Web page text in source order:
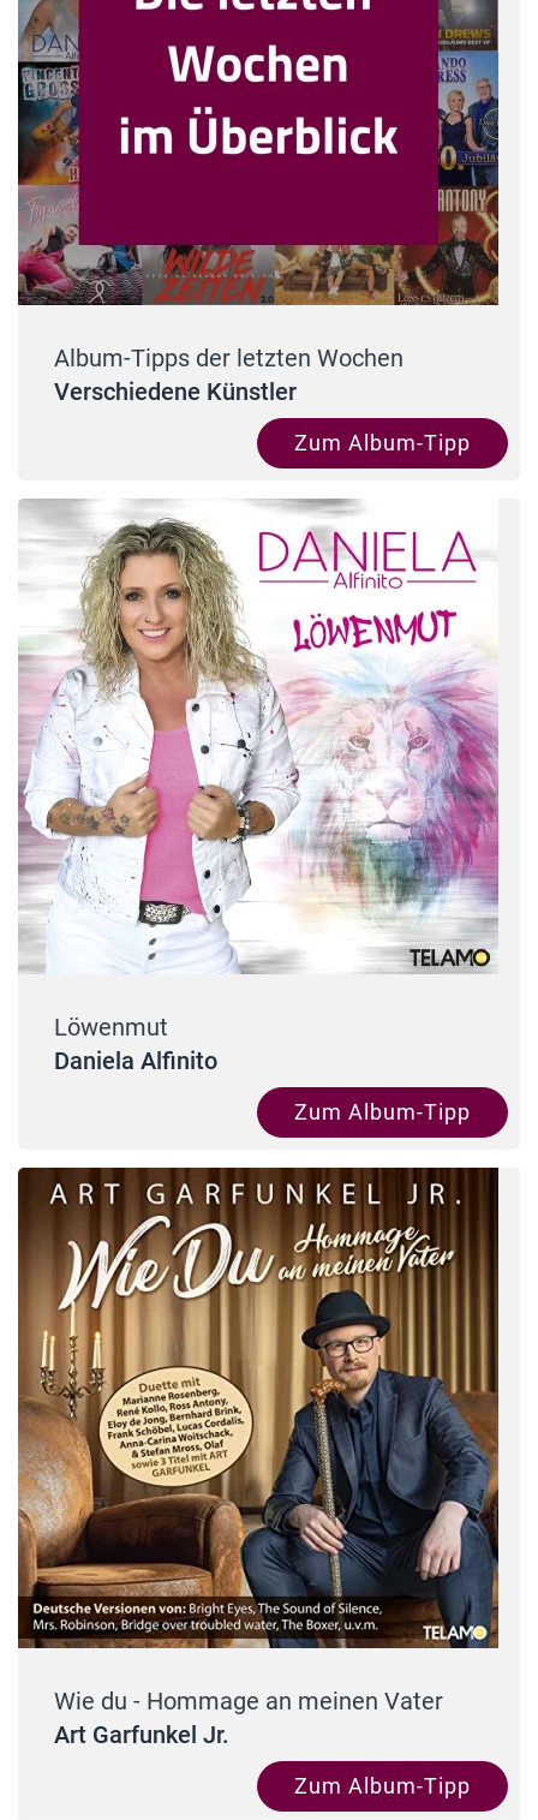
Album-Tipps der letzten Wochen
Verschiedene Künstler
Zum Album-Tipp
Löwenmut
Daniela Alfinito
Zum Album-Tipp
Wie du - Hommage an meinen Vater
Art Garfunkel Jr.
Zum Album-Tipp